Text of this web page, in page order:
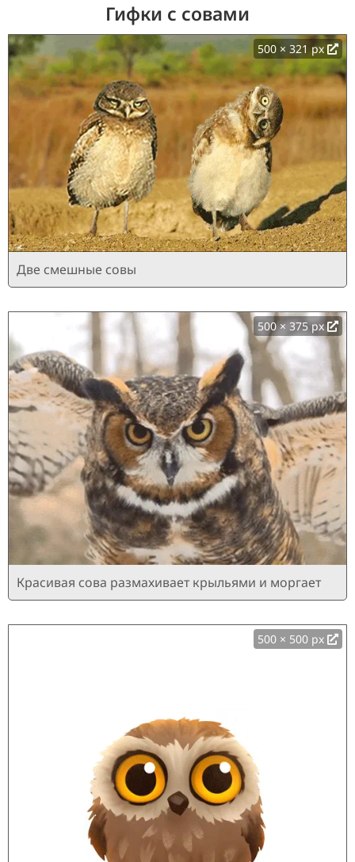
Гифки с совами
500 × 321 px
Две смешные совы
500 × 375 px
Красивая сова размахивает крыльями и моргает
500 × 500 px